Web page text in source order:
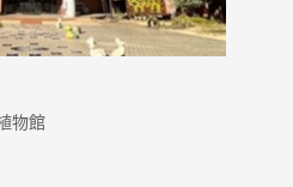
物館